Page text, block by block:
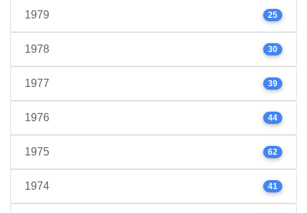
1979 25
1978 30
1977 39
1976 44
1975 62
1974 41